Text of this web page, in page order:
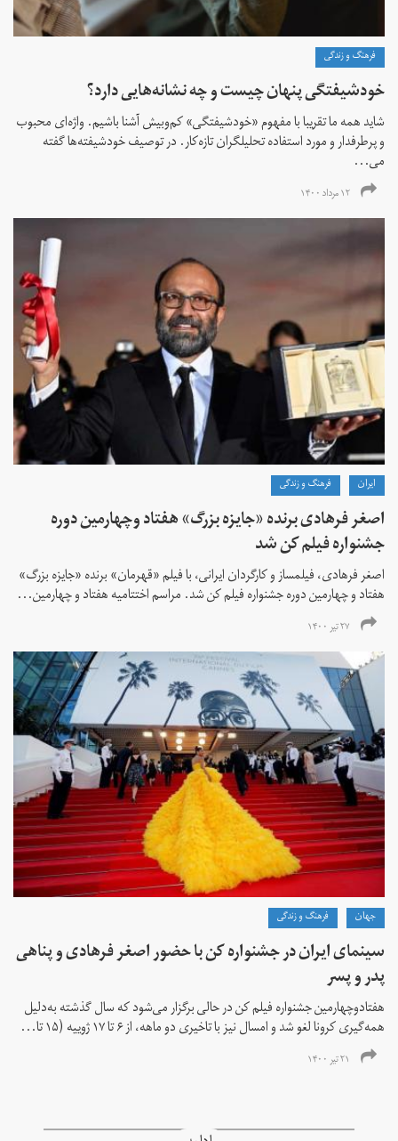
فرهنگ و زندگی
خودشیفتگی پنهان چیست و چه نشانه‌هایی دارد؟
شاید همه ما تقریبا با مفهوم «خودشیفتگی» کم‌و‌بیش آشنا باشیم. واژه‌ای محبوب
و پرطرفدار و مورد استفاده تحلیلگران تازه‌کار. در توصیف خودشیفته‌ها گفته
می...
۱۲ مرداد ۱۴۰۰
ايران فرهنگ و زندگی
اصغر فرهادی برنده «جایزه بزرگ»‌ هفتاد‌ وچهارمین دوره
جشنواره فیلم کن شد
اصغر فرهادی، فیلمساز و کارگردان ایرانی، با فیلم «قهرمان» برنده «جایزه بزرگ»
هفتاد و چهارمین دوره جشنواره فیلم کن شد. مراسم اختتامیه هفتاد و چهارمین...
۲۷ تیر ۱۴۰۰
جهان فرهنگ و زندگی
سینمای ایران در جشنواره کن با حضور اصغر فرهادی و پناهی
پدر و پسر
هفتادوچهارمین جشنواره فیلم کن در حالی برگزار می‌شود که سال گذشته به‌دلیل
همه‌گیری کرونا لغو شد و امسال نیز با تاخیری دو ماهه، از ۶ تا ۱۷ ژوییه (۱۵ تا...
۲۱ تیر ۱۴۰۰